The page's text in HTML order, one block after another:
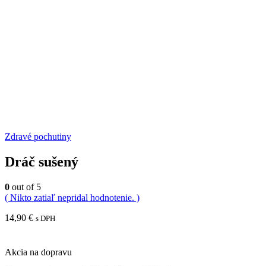
Zdravé pochutiny
Dráč sušený
0 out of 5
( Nikto zatiaľ nepridal hodnotenie. )
14,90 € s DPH
Akcia na dopravu